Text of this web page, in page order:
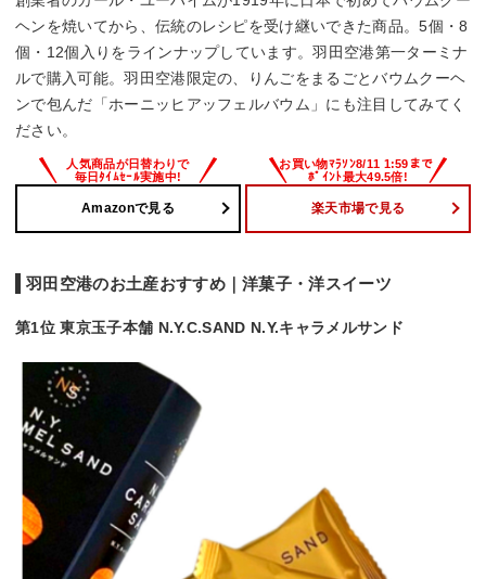
ヘンを焼いてから、伝統のレシピを受け継いできた商品。5個・8
個・12個入りをラインナップしています。羽田空港第一ターミナ
ルで購入可能。羽田空港限定の、りんごをまるごとバウムクーヘ
ンで包んだ「ホーニッヒアッフェルバウム」にも注目してみてく
ださい。
Amazonで見る 楽天市場で見る
羽田空港のお土産おすすめ｜洋菓子・洋スイーツ
第1位 東京玉子本舗 N.Y.C.SAND N.Y.キャラメルサンド